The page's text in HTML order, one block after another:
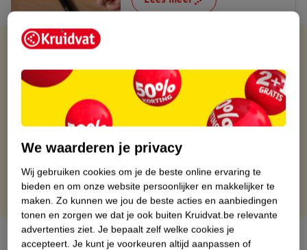
Kruidvat is altijd voordelig
Gratis ophalen in de winkel
Op werkdagen voor 22:00 uur besteld, volgende dag in huis
Gratis thuisbezorgd vanaf 50.00
Gratis punten met je Kruidvat kaart
Over dit product
We waarderen je privacy
Wij gebruiken cookies om je de beste online ervaring te
bieden en om onze website persoonlijker en makkelijker te
maken. Zo kunnen we jou de beste acties en aanbiedingen
tonen en zorgen we dat je ook buiten Kruidvat.be relevante
advertenties ziet. Je bepaalt zelf welke cookies je
accepteert. Je kunt je voorkeuren altijd aanpassen of